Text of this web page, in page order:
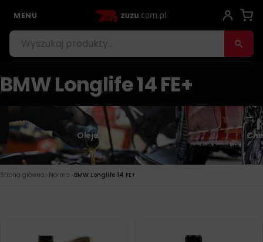
MENU
BMW Longlife 14 FE+
Oleje
Strona główna › Norma › BMW Longlife 14 FE+